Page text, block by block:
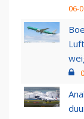
06-